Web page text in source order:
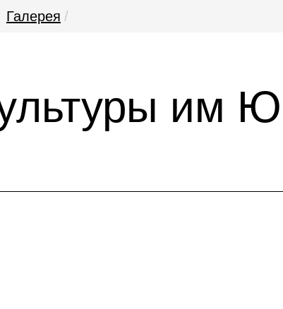
Галерея
им